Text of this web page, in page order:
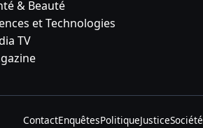
& Beauté
et Technologies
TV
ContactEnquêtesPolitiqueJusticeSociété